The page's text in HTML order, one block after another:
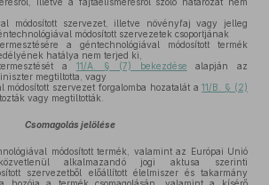
módosított szervezet, illetve növényfaj vagy jelleg
módosított szervezetek csoportjának
a géntechnológiával módosított termék
hatálya nem terjed ki,
a 11/A. § (7) bekezdése alapján az
megtiltotta, vagy
módosított szervezet forgalomba hozatalát a11/B. § (2)
vagy megtiltották.
Csomagolás jelölése
módosított termék, valamint az Európai Unió
alkalmazandó jogi aktusa szerinti
szervezetből előállított élelmiszer és takarmány